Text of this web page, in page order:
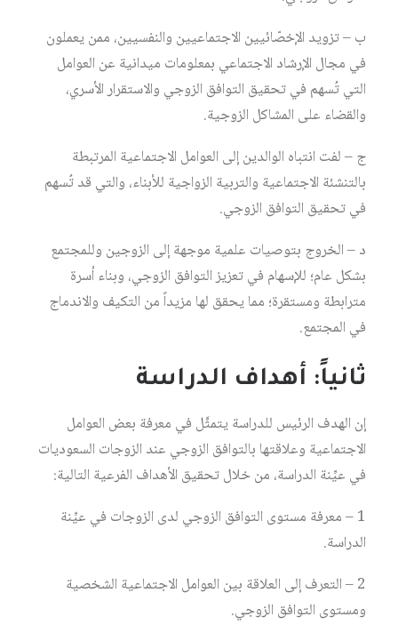
ب – تزويد الإخصّائيين الاجتماعيين والنفسيين، ممن يعملون
في مجال الإرشاد الاجتماعي بمعلومات ميدانية عن العوامل
التي تُسهم في تحقيق التوافق الزوجي والاستقرار الأسري،
والقضاء على المشاكل الزوجية.
ج – لفت انتباه الوالدين إلى العوامل الاجتماعية المرتبطة
بالتنشئة الاجتماعية والتربية الزواجية للأبناء، والتي قد تُسهم
في تحقيق التوافق الزوجي.
د – الخروج بتوصيات علمية موجهة إلى الزوجين وللمجتمع
بشكل عام؛ للإسهام في تعزيز التوافق الزوجي، وبناء أسرة
مترابطة ومستقرة؛ مما يحقق لها مزيداً من التكيف والاندماج
في المجتمع.
ثانياً: أهداف الدراسة
إن الهدف الرئيس للدراسة يتمثَّل في معرفة بعض العوامل
الاجتماعية وعلاقتها بالتوافق الزوجي عند الزوجات السعوديات
في عيِّنة الدراسة، من خلال تحقيق الأهداف الفرعية التالية:
1 – معرفة مستوى التوافق الزوجي لدى الزوجات في عيِّنة
الدراسة.
2 – التعرف إلى العلاقة بين العوامل الاجتماعية الشخصية
ومستوى التوافق الزوجي.